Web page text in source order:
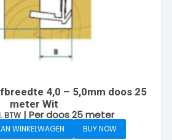
4,0 – 5,0mm doos 25
meter Wit
BTW | Per doos 25 meter
WINKELWAGEN BUY NOW